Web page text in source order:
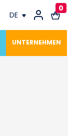
DE
FR
0
UNTERNEHMEN